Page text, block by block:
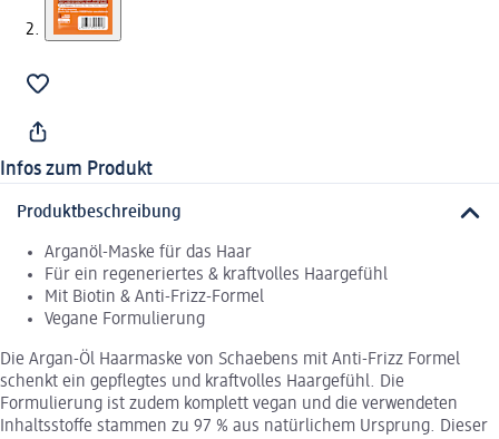
Infos zum Produkt
Produktbeschreibung
Arganöl-Maske für das Haar
Für ein regeneriertes & kraftvolles Haargefühl
Mit Biotin & Anti-Frizz-Formel
Vegane Formulierung
Die Argan-Öl Haarmaske von Schaebens mit Anti-Frizz Formel
schenkt ein gepflegtes und kraftvolles Haargefühl. Die
Formulierung ist zudem komplett vegan und die verwendeten
Inhaltsstoffe stammen zu 97 % aus natürlichem Ursprung. Dieser